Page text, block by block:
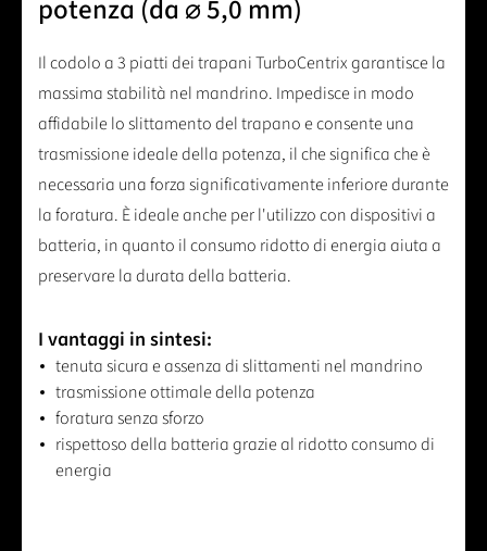
potenza (da ⌀ 5,0 mm)
Il codolo a 3 piatti dei trapani TurboCentrix garantisce la
massima stabilità nel mandrino. Impedisce in modo
affidabile lo slittamento del trapano e consente una
trasmissione ideale della potenza, il che significa che è
necessaria una forza significativamente inferiore durante
la foratura. È ideale anche per l'utilizzo con dispositivi a
batteria, in quanto il consumo ridotto di energia aiuta a
preservare la durata della batteria.
I vantaggi in sintesi:
tenuta sicura e assenza di slittamenti nel mandrino
trasmissione ottimale della potenza
foratura senza sforzo
rispettoso della batteria grazie al ridotto consumo di
energia